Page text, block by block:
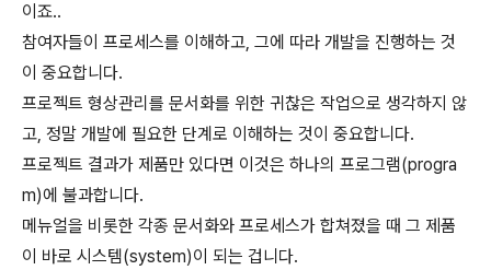
이죠..
참여자들이 프로세스를 이해하고, 그에 따라 개발을 진행하는 것
이 중요합니다.
프로젝트 형상관리를 문서화를 위한 귀찮은 작업으로 생각하지 않
고, 정말 개발에 필요한 단계로 이해하는 것이 중요합니다.
프로젝트 결과가 제품만 있다면 이것은 하나의 프로그램(progra
m)에 불과합니다.
메뉴얼을 비롯한 각종 문서화와 프로세스가 합쳐졌을 때 그 제품
이 바로 시스템(system)이 되는 겁니다.